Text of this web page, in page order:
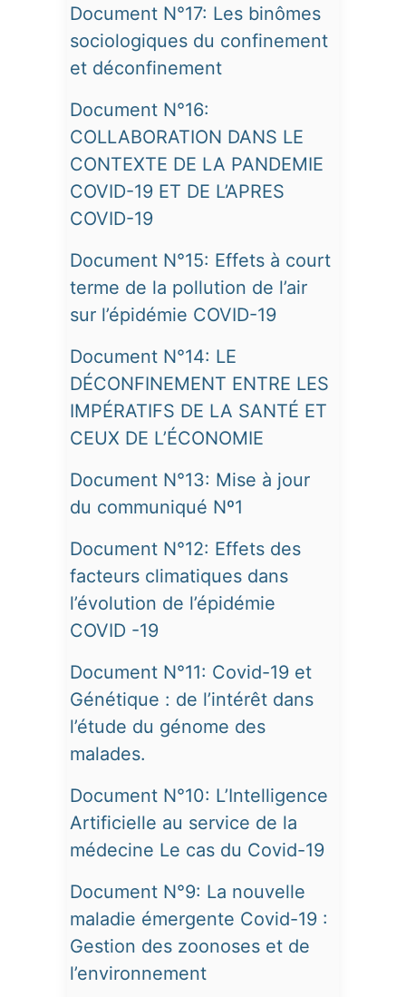
Document N°17: Les binômes
sociologiques du confinement
et déconfinement
Document N°16:
COLLABORATION DANS LE
CONTEXTE DE LA PANDEMIE
COVID-19 ET DE L’APRES
COVID-19
Document N°15: Effets à court
terme de la pollution de l’air
sur l’épidémie COVID-19
Document N°14: LE
DÉCONFINEMENT ENTRE LES
IMPÉRATIFS DE LA SANTÉ ET
CEUX DE L’ÉCONOMIE
Document N°13: Mise à jour
du communiqué Nº1
Document N°12: Effets des
facteurs climatiques dans
l’évolution de l’épidémie
COVID -19
Document N°11: Covid-19 et
Génétique : de l’intérêt dans
l’étude du génome des
malades.
Document N°10: L’Intelligence
Artificielle au service de la
médecine Le cas du Covid-19
Document N°9: La nouvelle
maladie émergente Covid-19 :
Gestion des zoonoses et de
l’environnement